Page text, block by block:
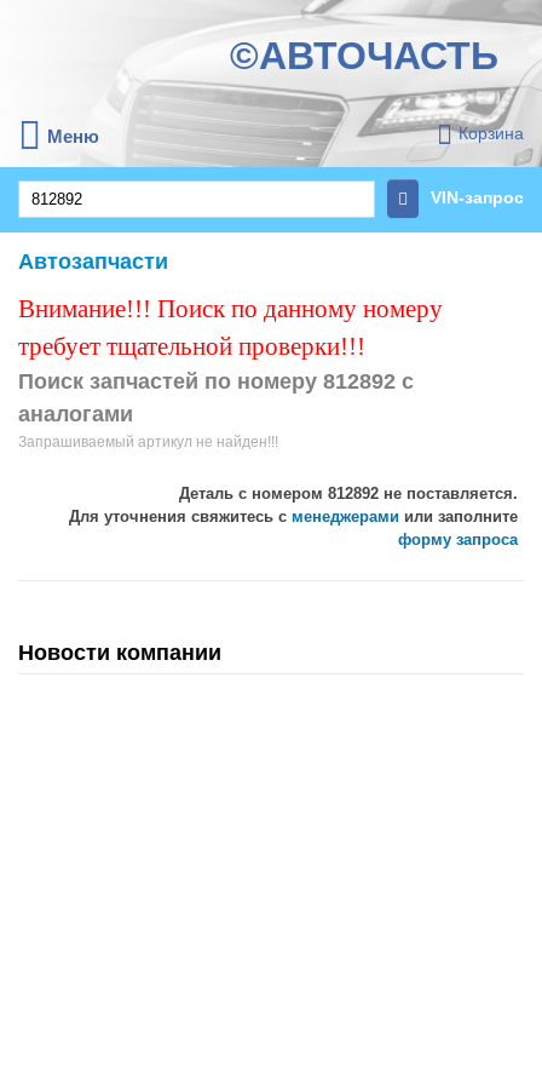
©АВТОЧАСТЬ
Меню Корзина
VIN-запрос
Автозапчасти
Внимание!!! Поиск по данному номеру
требует тщательной проверки!!!
Поиск запчастей по номеру 812892 с
аналогами
Запрашиваемый артикул не найден!!!
Деталь с номером 812892 не поставляется.
Для уточнения свяжитесь с менеджерами или заполните
форму запроса
Новости компании